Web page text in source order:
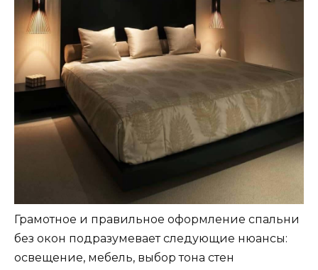
Грамотное и правильное оформление спальни
без окон подразумевает следующие нюансы:
освещение, мебель, выбор тона стен